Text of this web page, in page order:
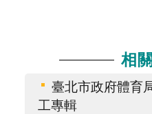
相
臺北市政府體育
工專輯